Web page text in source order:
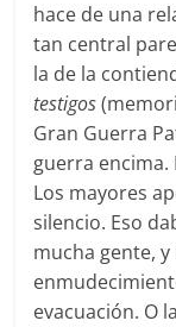
hace de una
tan central
la de la
testigos
Gran Guerra
guerra
Los mayores
silencio. Eso
mucha gente, y
evacuación. O